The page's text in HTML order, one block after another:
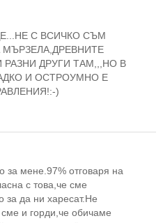
ДЕ...НЕ С ВСИЧКО СЪМ
ДРУГИ ТАМ,,,НО В
И ОСТРОУМНО Е
)
за мене.97% отговаря на
с това,че сме
за да ни харесат.Не
и горди,че обичаме